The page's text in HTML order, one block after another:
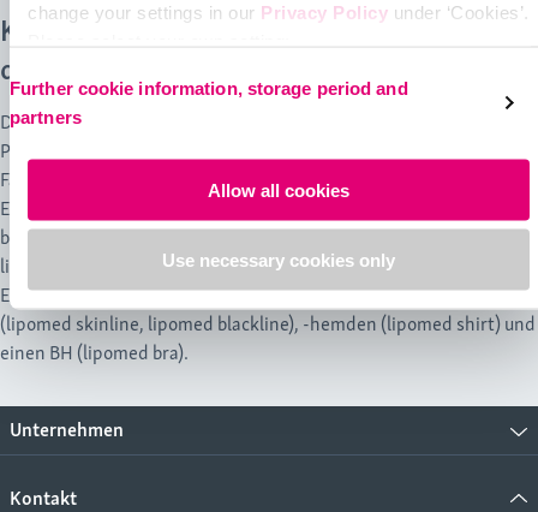
change your settings in our Privacy Policy under ‘Cookies’.
Further cookie information, storage period and
partners
Allow all cookies
Use necessary cookies only
Kompressionsbekleidung von medi kann
den Heilungsprozess unterstützen
Die Auswahl der richtigen Größe von lipomed muss anhand der
Patientenabmessungen vom Arzt oder durch entsprechendes
Fachpersonal vorgenommen werden. Je nach Art und Umfang des
Eingriffs bestimmt der Arzt die notwendige Tragdauer. In der Regel
beträgt sie etwa vier Wochen. Moderne Kompressionsmieder wie
lipomed erfüllen in vollem Umfang die medizinischen
Erfordernisse. medi bietet je nach Eingriff Kompressionshosen
(lipomed skinline, lipomed blackline), -hemden (lipomed shirt) und
einen BH (lipomed bra).
Unternehmen
Kontakt